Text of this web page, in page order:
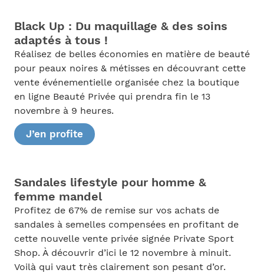
Black Up : Du maquillage & des soins
adaptés à tous !
Réalisez de belles économies en matière de beauté
pour peaux noires & métisses en découvrant cette
vente événementielle organisée chez la boutique
en ligne Beauté Privée qui prendra fin le 13
novembre à 9 heures.
J’en profite
Sandales lifestyle pour homme &
femme mandel
Profitez de 67% de remise sur vos achats de
sandales à semelles compensées en profitant de
cette nouvelle vente privée signée Private Sport
Shop. À découvrir d’ici le 12 novembre à minuit.
Voilà qui vaut très clairement son pesant d’or.